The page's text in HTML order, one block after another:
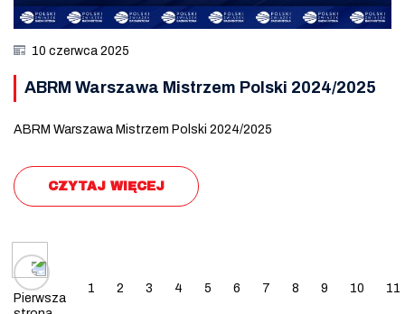
10 czerwca 2025
ABRM Warszawa Mistrzem Polski 2024/2025
ABRM Warszawa Mistrzem Polski 2024/2025
CZYTAJ WIĘCEJ
Posts navigation
Pierwsza
1 2 3 4 5 6 7 8 9 10 11